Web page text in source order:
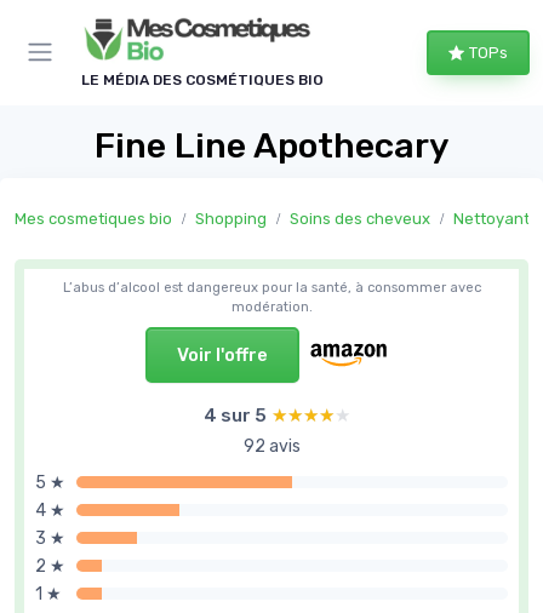
LE MÉDIA DES COSMÉTIQUES BIO
TOPs
Fine Line Apothecary
Mes cosmetiques bio Shopping Soins des cheveux Nettoyants
L’abus d’alcool est dangereux pour la santé, à consommer avec
modération.
Voir l'offre
4 sur 5 ★★★★★
★★★★★
92 avis
5 ★
4 ★
3 ★
2 ★
1 ★
Panneau de gestion des cookies